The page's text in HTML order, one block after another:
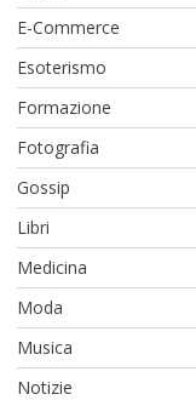
E-Commerce
Esoterismo
Formazione
Fotografia
Gossip
Libri
Medicina
Moda
Musica
Notizie